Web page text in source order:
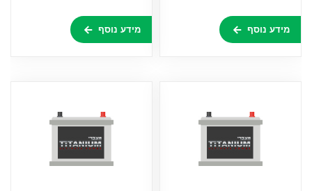
מידע נוסף מידע נוסף